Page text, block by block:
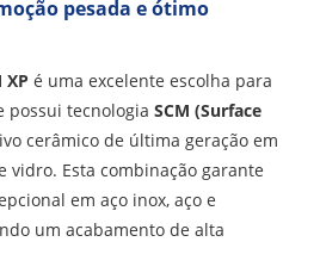
pesada e ótimo
XP é uma excelente escolha para
possui tecnologiaSCM (Surface
cerâmico de última geração em
vidro. Esta combinação garante
em aço inox, aço e
um acabamento de alta